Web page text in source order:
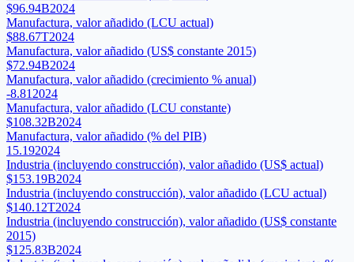
$96.94B2024
Manufactura, valor añadido (LCU actual)
$88.67T2024
Manufactura, valor añadido (US$ constante 2015)
$72.94B2024
Manufactura, valor añadido (crecimiento % anual)
-8.81 2024
Manufactura, valor añadido (LCU constante)
$108.32B2024
Manufactura, valor añadido (% del PIB)
15.192024
Industria (incluyendo construcción), valor añadido (US$ actual)
$153.19B2024
Industria (incluyendo construcción), valor añadido (LCU actual)
$140.12T2024
Industria (incluyendo construcción), valor añadido (US$ constante
2015)
$125.83B2024